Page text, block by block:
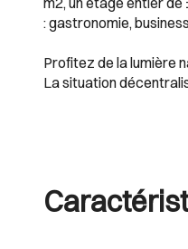
: gastronomie,
Profitez de la lumière
La situation